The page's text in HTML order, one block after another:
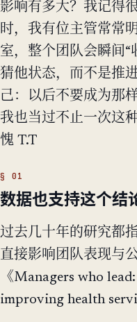
影响有多大？我记得
时，我有位主管常常
室，整个团队会瞬间“
猜他状态，而不是推
己：以后不要成为那
我也当过不止一次这
愧 T.T
数据也支持这个结
过去几十年的研究都
直接影响团队表现与
《Managers who
improving health